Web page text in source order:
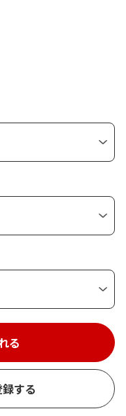
る
する